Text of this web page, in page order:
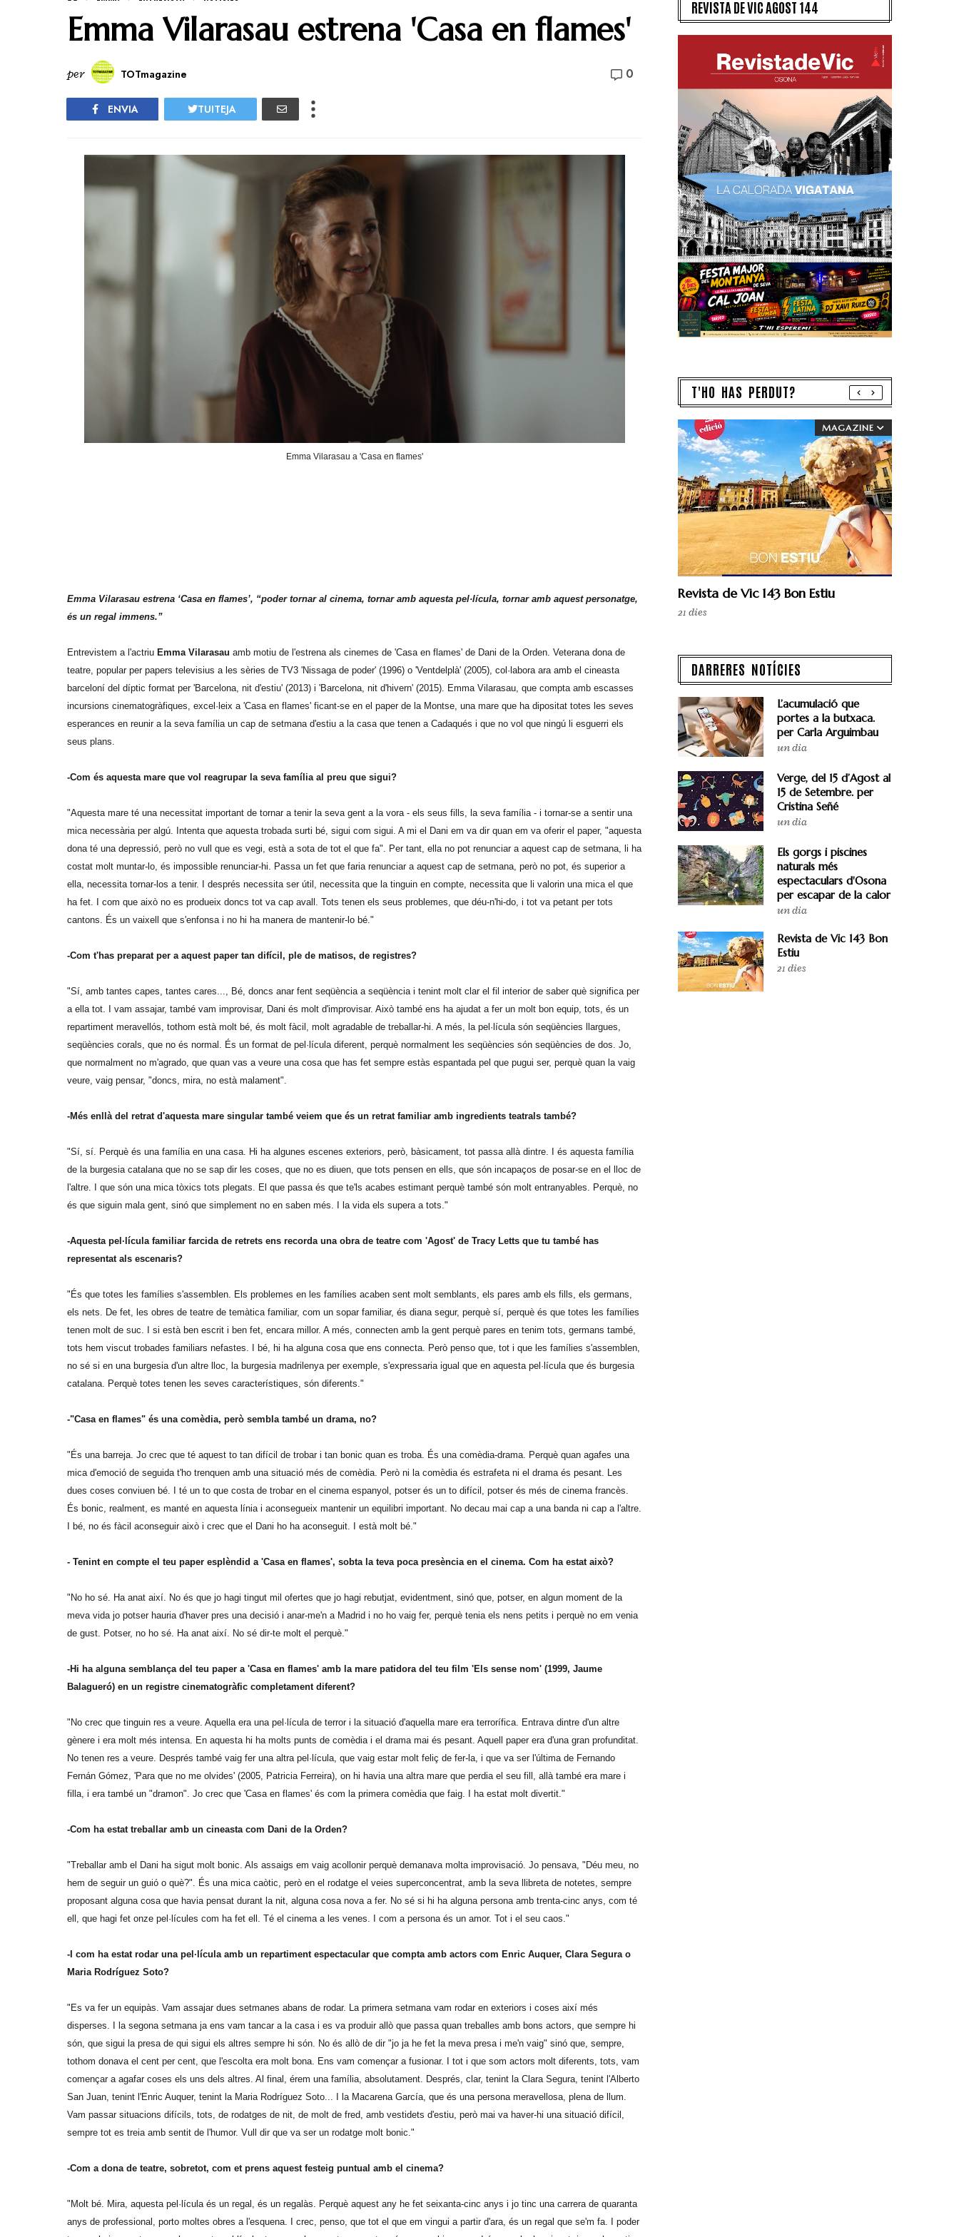
Emma Vilarasau estrena 'Casa en flames'
per TOTmagazine 0
ENVIA TUITEJA
Emma Vilarasau a 'Casa en flames'
Emma Vilarasau estrena ‘Casa en flames’, “poder tornar al cinema, tornar amb aquesta pel·lícula, tornar amb aquest personatge,
és un regal immens.”
Entrevistem a l'actriu Emma Vilarasau amb motiu de l'estrena als cinemes de 'Casa en flames' de Dani de la Orden. Veterana dona de
teatre, popular per papers televisius a les sèries de TV3 'Nissaga de poder' (1996) o 'Ventdelplà' (2005), col·labora ara amb el cineasta
barceloní del díptic format per 'Barcelona, nit d'estiu' (2013) i 'Barcelona, nit d'hivern' (2015). Emma Vilarasau, que compta amb escasses
incursions cinematogràfiques, excel·leix a 'Casa en flames' ficant-se en el paper de la Montse, una mare que ha dipositat totes les seves
esperances en reunir a la seva família un cap de setmana d'estiu a la casa que tenen a Cadaqués i que no vol que ningú li esguerri els
seus plans.
-Com és aquesta mare que vol reagrupar la seva família al preu que sigui?
"Aquesta mare té una necessitat important de tornar a tenir la seva gent a la vora - els seus fills, la seva família - i tornar-se a sentir una
mica necessària per algú. Intenta que aquesta trobada surti bé, sigui com sigui. A mi el Dani em va dir quan em va oferir el paper, "aquesta
dona té una depressió, però no vull que es vegi, està a sota de tot el que fa". Per tant, ella no pot renunciar a aquest cap de setmana, li ha
costat molt muntar-lo, és impossible renunciar-hi. Passa un fet que faria renunciar a aquest cap de setmana, però no pot, és superior a
ella, necessita tornar-los a tenir. I després necessita ser útil, necessita que la tinguin en compte, necessita que li valorin una mica el que
ha fet. I com que això no es produeix doncs tot va cap avall. Tots tenen els seus problemes, que déu-n'hi-do, i tot va petant per tots
cantons. És un vaixell que s'enfonsa i no hi ha manera de mantenir-lo bé."
-Com t'has preparat per a aquest paper tan difícil, ple de matisos, de registres?
"Sí, amb tantes capes, tantes cares..., Bé, doncs anar fent seqüència a seqüència i tenint molt clar el fil interior de saber què significa per
a ella tot. I vam assajar, també vam improvisar, Dani és molt d'improvisar. Això també ens ha ajudat a fer un molt bon equip, tots, és un
repartiment meravellós, tothom està molt bé, és molt fàcil, molt agradable de treballar-hi. A més, la pel·lícula són seqüències llargues,
seqüències corals, que no és normal. És un format de pel·lícula diferent, perquè normalment les seqüències són seqüències de dos. Jo,
que normalment no m'agrado, que quan vas a veure una cosa que has fet sempre estàs espantada pel que pugui ser, perquè quan la vaig
veure, vaig pensar, "doncs, mira, no està malament".
-Més enllà del retrat d'aquesta mare singular també veiem que és un retrat familiar amb ingredients teatrals també?
"Sí, sí. Perquè és una família en una casa. Hi ha algunes escenes exteriors, però, bàsicament, tot passa allà dintre. I és aquesta família
de la burgesia catalana que no se sap dir les coses, que no es diuen, que tots pensen en ells, que són incapaços de posar-se en el lloc de
l'altre. I que són una mica tòxics tots plegats. El que passa és que te'ls acabes estimant perquè també són molt entranyables. Perquè, no
és que siguin mala gent, sinó que simplement no en saben més. I la vida els supera a tots."
-Aquesta pel·lícula familiar farcida de retrets ens recorda una obra de teatre com 'Agost' de Tracy Letts que tu també has
representat als escenaris?
"És que totes les famílies s'assemblen. Els problemes en les famílies acaben sent molt semblants, els pares amb els fills, els germans,
els nets. De fet, les obres de teatre de temàtica familiar, com un sopar familiar, és diana segur, perquè sí, perquè és que totes les famílies
tenen molt de suc. I si està ben escrit i ben fet, encara millor. A més, connecten amb la gent perquè pares en tenim tots, germans també,
tots hem viscut trobades familiars nefastes. I bé, hi ha alguna cosa que ens connecta. Però penso que, tot i que les famílies s'assemblen,
no sé si en una burgesia d'un altre lloc, la burgesia madrilenya per exemple, s'expressaria igual que en aquesta pel·lícula que és burgesia
catalana. Perquè totes tenen les seves característiques, són diferents."
-"Casa en flames" és una comèdia, però sembla també un drama, no?
"És una barreja. Jo crec que té aquest to tan difícil de trobar i tan bonic quan es troba. És una comèdia-drama. Perquè quan agafes una
mica d'emoció de seguida t'ho trenquen amb una situació més de comèdia. Però ni la comèdia és estrafeta ni el drama és pesant. Les
dues coses conviuen bé. I té un to que costa de trobar en el cinema espanyol, potser és un to difícil, potser és més de cinema francès.
És bonic, realment, es manté en aquesta línia i aconsegueix mantenir un equilibri important. No decau mai cap a una banda ni cap a l'altre.
I bé, no és fàcil aconseguir això i crec que el Dani ho ha aconseguit. I està molt bé."
- Tenint en compte el teu paper esplèndid a 'Casa en flames', sobta la teva poca presència en el cinema. Com ha estat això?
"No ho sé. Ha anat així. No és que jo hagi tingut mil ofertes que jo hagi rebutjat, evidentment, sinó que, potser, en algun moment de la
meva vida jo potser hauria d'haver pres una decisió i anar-me'n a Madrid i no ho vaig fer, perquè tenia els nens petits i perquè no em venia
de gust. Potser, no ho sé. Ha anat així. No sé dir-te molt el perquè."
-Hi ha alguna semblança del teu paper a 'Casa en flames' amb la mare patidora del teu film 'Els sense nom' (1999, Jaume
Balagueró) en un registre cinematogràfic completament diferent?
"No crec que tinguin res a veure. Aquella era una pel·lícula de terror i la situació d'aquella mare era terrorífica. Entrava dintre d'un altre
gènere i era molt més intensa. En aquesta hi ha molts punts de comèdia i el drama mai és pesant. Aquell paper era d'una gran profunditat.
No tenen res a veure. Després també vaig fer una altra pel·lícula, que vaig estar molt feliç de fer-la, i que va ser l'última de Fernando
Fernán Gómez, 'Para que no me olvides' (2005, Patricia Ferreira), on hi havia una altra mare que perdia el seu fill, allà també era mare i
filla, i era també un "dramon". Jo crec que 'Casa en flames' és com la primera comèdia que faig. I ha estat molt divertit."
-Com ha estat treballar amb un cineasta com Dani de la Orden?
"Treballar amb el Dani ha sigut molt bonic. Als assaigs em vaig acollonir perquè demanava molta improvisació. Jo pensava, "Déu meu, no
hem de seguir un guió o què?". És una mica caòtic, però en el rodatge el veies superconcentrat, amb la seva llibreta de notetes, sempre
proposant alguna cosa que havia pensat durant la nit, alguna cosa nova a fer. No sé si hi ha alguna persona amb trenta-cinc anys, com té
ell, que hagi fet onze pel·lícules com ha fet ell. Té el cinema a les venes. I com a persona és un amor. Tot i el seu caos."
-I com ha estat rodar una pel·lícula amb un repartiment espectacular que compta amb actors com Enric Auquer, Clara Segura o
Maria Rodríguez Soto?
"Es va fer un equipàs. Vam assajar dues setmanes abans de rodar. La primera setmana vam rodar en exteriors i coses així més
disperses. I la segona setmana ja ens vam tancar a la casa i es va produir allò que passa quan treballes amb bons actors, que sempre hi
són, que sigui la presa de qui sigui els altres sempre hi són. No és allò de dir "jo ja he fet la meva presa i me'n vaig" sinó que, sempre,
tothom donava el cent per cent, que l'escolta era molt bona. Ens vam començar a fusionar. I tot i que som actors molt diferents, tots, vam
començar a agafar coses els uns dels altres. Al final, érem una família, absolutament. Després, clar, tenint la Clara Segura, tenint l'Alberto
San Juan, tenint l'Enric Auquer, tenint la Maria Rodríguez Soto... I la Macarena García, que és una persona meravellosa, plena de llum.
Vam passar situacions difícils, tots, de rodatges de nit, de molt de fred, amb vestidets d'estiu, però mai va haver-hi una situació difícil,
sempre tot es treia amb sentit de l'humor. Vull dir que va ser un rodatge molt bonic."
-Com a dona de teatre, sobretot, com et prens aquest festeig puntual amb el cinema?
"Molt bé. Mira, aquesta pel·lícula és un regal, és un regalàs. Perquè aquest any he fet seixanta-cinc anys i jo tinc una carrera de quaranta
anys de professional, porto moltes obres a l'esquena. I crec, penso, que tot el que em vingui a partir d'ara, és un regal que se'm fa. I poder
REVISTA DE VIC AGOST 144
T'HO HAS PERDUT?
MAGAZINE
Revista de Vic 143 Bon Estiu
21 dies
DARRERES NOTÍCIES
L’acumulació que
portes a la butxaca.
per Carla Arguimbau
un dia
Verge, del 15 d’Agost al
15 de Setembre. per
Cristina Señé
un dia
Els gorgs i piscines
naturals més
espectaculars d'Osona
per escapar de la calor
un dia
Revista de Vic 143 Bon
Estiu
21 dies